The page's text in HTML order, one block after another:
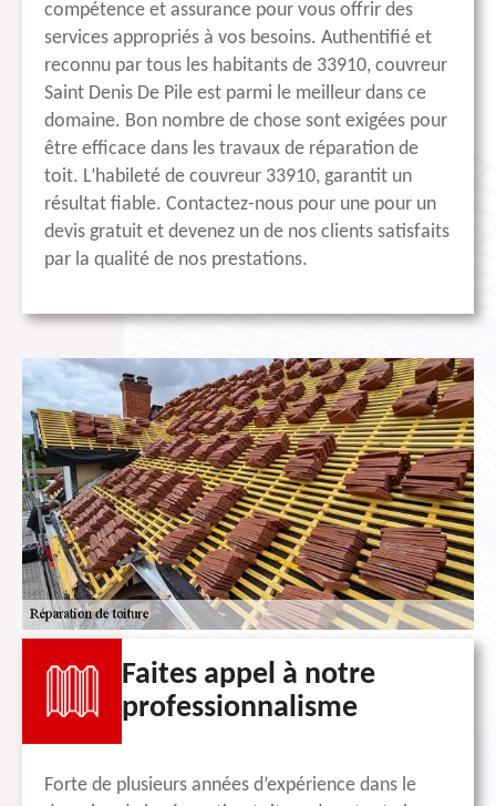
compétence et assurance pour vous offrir des
services appropriés à vos besoins. Authentifié et
reconnu par tous les habitants de 33910, couvreur
Saint Denis De Pile est parmi le meilleur dans ce
domaine. Bon nombre de chose sont exigées pour
être efficace dans les travaux de réparation de
toit. L’habileté de couvreur 33910, garantit un
résultat fiable. Contactez-nous pour une pour un
devis gratuit et devenez un de nos clients satisfaits
par la qualité de nos prestations.
Faites appel à notre
professionnalisme
Forte de plusieurs années d’expérience dans le